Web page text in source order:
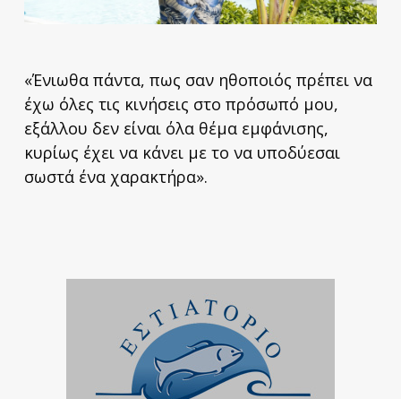
«Ένιωθα πάντα, πως σαν ηθοποιός πρέπει να
έχω όλες τις κινήσεις στο πρόσωπό μου,
εξάλλου δεν είναι όλα θέμα εμφάνισης,
κυρίως έχει να κάνει με το να υποδύεσαι
σωστά ένα χαρακτήρα».